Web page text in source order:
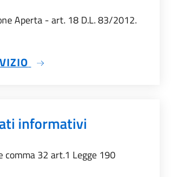
Aperta - art. 18 D.L. 83/2012.
SU PAGAMENTI E ATTI DI
informativi
comma 32 art.1 Legge 190